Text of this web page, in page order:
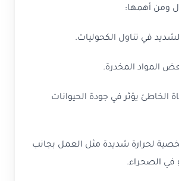
ومن أهمها:
في تناول الكحوليات.
المخدرة.
يؤثر في جودة الحيوانات
لحرارة شديدة مثل العمل بجانب
في الصحراء.